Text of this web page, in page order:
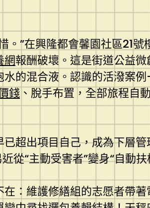
。”在興隆都會馨園社區21
網報酬破壞。這是街道公益
的混合液。認識的活潑
錢、脫手布置，全部旅程自
超出項目自己，成為下層
從“主動受害者”變身“自動扶
：維護修繕組的志愿者帶